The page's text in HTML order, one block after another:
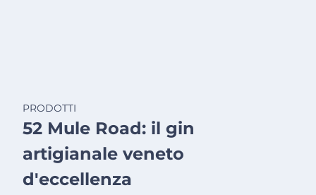
PRODOTTI
52 Mule Road: il gin
artigianale veneto
d'eccellenza